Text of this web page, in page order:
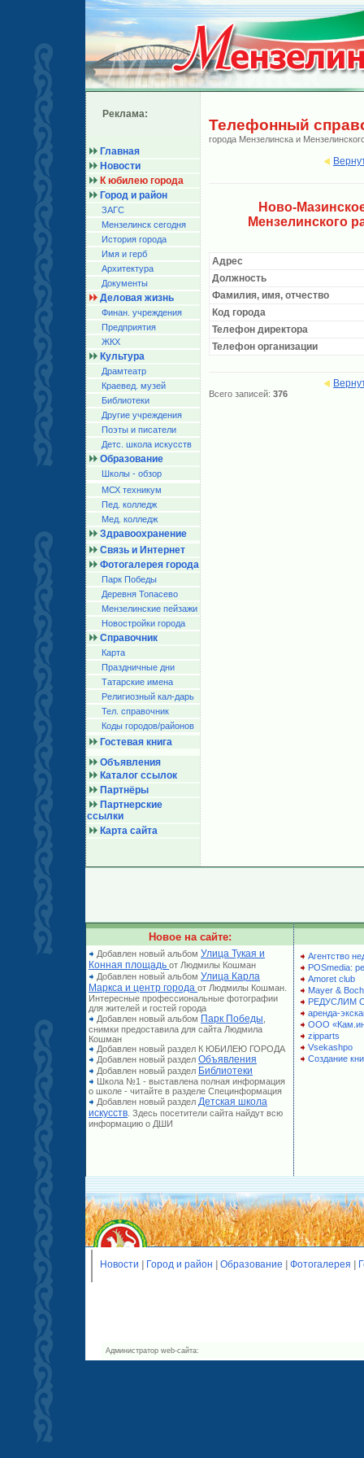
Реклама:
Главная
Новости
К юбилею города
Город и район
ЗАГС
Мензелинск сегодня
История города
Имя и герб
Архитектура
Документы
Деловая жизнь
Финан. учреждения
Предприятия
ЖКХ
Культура
Драмтеатр
Краевед. музей
Библиотеки
Другие учреждения
Поэты и писатели
Детс. школа искусств
Образование
Школы - обзор
МСХ техникум
Пед. колледж
Мед. колледж
Здравоохранение
Связь и Интернет
Фотогалерея города
Парк Победы
Деревня Топасево
Мензелинские пейзажи
Новостройки города
Справочник
Карта
Праздничные дни
Татарские имена
Религиозный кал-дарь
Тел. справочник
Коды городов/райoнов
Гостевая книга
Объявления
Каталог ссылок
Партнёры
Партнерские
ссылки
Карта сайта
Телефонный
города Мензелинска и
Ново-
Мензелинского
Адрес
Должность
Фамилия, имя, отчество
Код города
Телефон директора
Телефон организации
Всего записей: 376
Новое на сайте:
Добавлен новый альбом Улица Тукая и
Конная площадь от Людмилы Кошман
Добавлен новый альбом Улица Карла
Маркса и центр города от Людмилы Кошман.
Интересные профессиональные фотографии
для жителей и гостей города
Добавлен новый альбом Парк Победы
снимки предоставила для сайта Людмила
Кошман
Добавлен новый раздел К ЮБИЛЕЮ ГОРОДА
Добавлен новый раздел Объявления
Добавлен новый раздел Библиотеки
Школа №1 - выставлена полная информация
о школе - читайте в разделе Специнформация
Добавлен новый раздел Детская школа
искусств . Здесь посетители сайта найдут всю
информацию о ДШИ
Агентство
POSmedia:
Amoret club
Mayer & Boch
РЕДУСЛИМ
аренда-
ООО
zipparts
Vsekashpo
Создание
Новости Город и район Образование Фотогалерея
Администратор web-сайта: